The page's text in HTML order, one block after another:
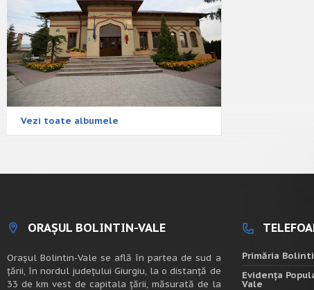
Vezi toate albumele
ORAȘUL BOLINTIN-VALE
Oraşul Bolintin-Vale se află în partea de sud a
ţării, în nordul judeţului Giurgiu, la o distanţă de
33 de km vest de capitala țării, măsurată de la
Primăria
Evidența
Vale